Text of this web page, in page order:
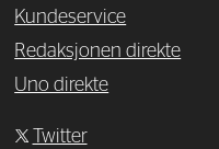
Kundeservice
Redaksjonen direkte
Uno direkte
Twitter